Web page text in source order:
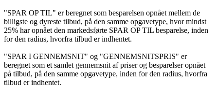
"SPAR OP TIL" er beregnet som besparelsen opnået mellem de
billigste og dyreste tilbud, på den samme opgavetype, hvor mindst
25% har opnået den markedsførte SPAR OP TIL besparelse, inden
for den radius, hvorfra tilbud er indhentet.
"SPAR I GENNEMSNIT" og "GENNEMSNITSPRIS" er
beregnet som et samlet gennemsnit af priser og besparelser opnået
på tilbud, på den samme opgavetype, inden for den radius, hvorfra
tilbud er indhentet.